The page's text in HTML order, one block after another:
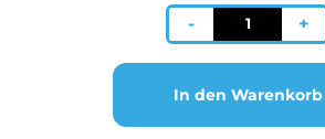
-
Lampe
220V/
für
Topcon,
Shin-
+
In den Warenkorb